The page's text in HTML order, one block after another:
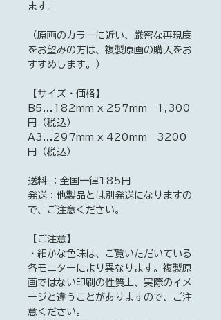
ます。
（原画のカラーに近い、厳密な再現度
をお望みの方は、複製原画の購入をお
すすめします。）
【サイズ・価格】
B5...182mm x 257mm 1,300
円（税込）
A3...297mm x 420mm 3200
円（税込）
送料 ：全国一律185円
発送：他製品とは別発送になりますの
で、ご注意ください。
【ご注意】
・細かな色味は、ご覧いただいている
各モニターにより異なります。複製原
画ではない印刷の性質上、実際のイメ
ージと違うことがありますので、ご注
意ください。